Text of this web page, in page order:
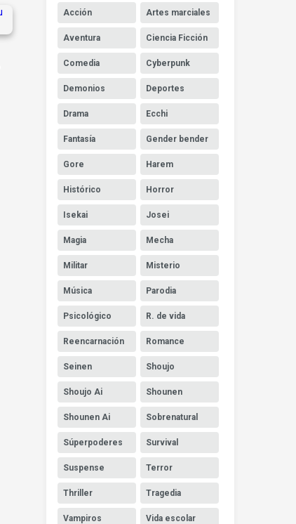
Acción Artes marciales
Aventura Ciencia Ficción
Comedia Cyberpunk
Demonios Deportes
Drama Ecchi
Fantasía Gender bender
Gore Harem
Histórico Horror
Isekai Josei
Magia Mecha
Militar Misterio
Música Parodia
Psicológico R. de vida
Reencarnación Romance
Seinen Shoujo
Shoujo Ai Shounen
Shounen Ai Sobrenatural
Súperpoderes Survival
Suspense Terror
Thriller Tragedia
Vampiros Vida escolar